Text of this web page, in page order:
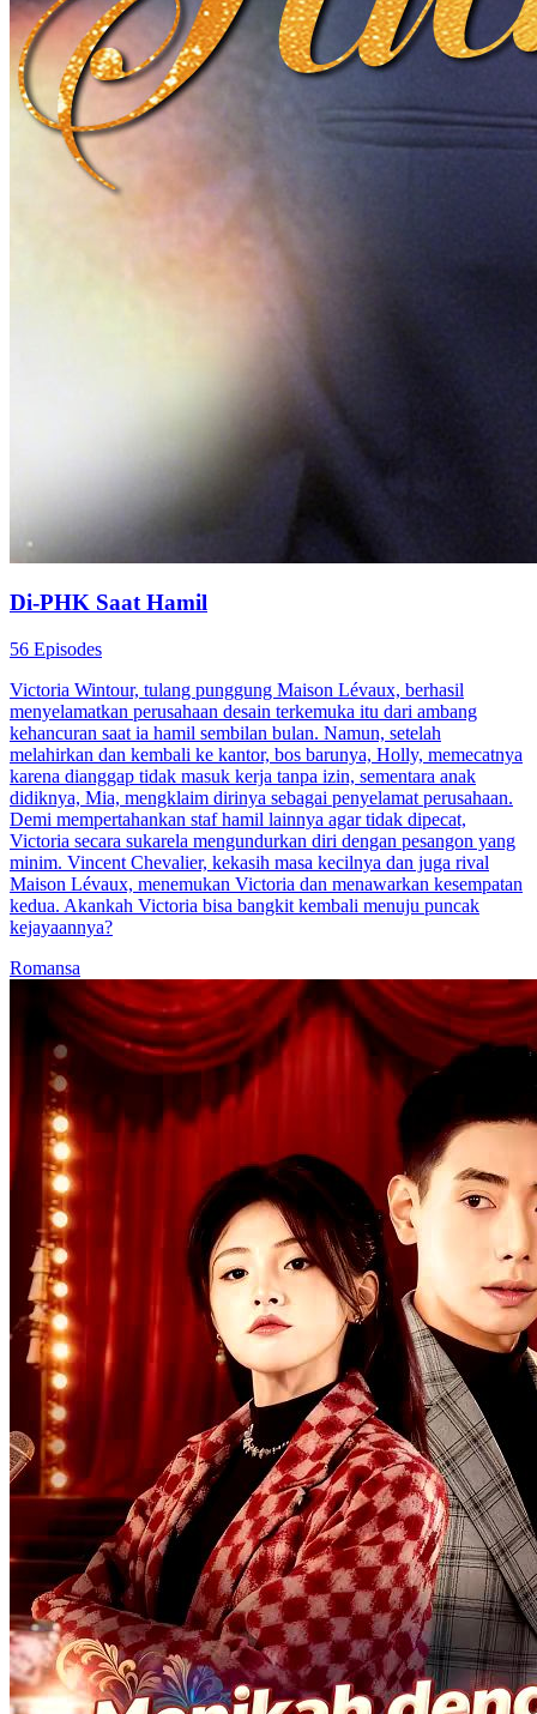
Di-PHK Saat Hamil
56 Episodes
Victoria Wintour, tulang punggung Maison Lévaux, berhasil
menyelamatkan perusahaan desain terkemuka itu dari ambang
kehancuran saat ia hamil sembilan bulan. Namun, setelah
melahirkan dan kembali ke kantor, bos barunya, Holly, memecatnya
karena dianggap tidak masuk kerja tanpa izin, sementara anak
didiknya, Mia, mengklaim dirinya sebagai penyelamat perusahaan.
Demi mempertahankan staf hamil lainnya agar tidak dipecat,
Victoria secara sukarela mengundurkan diri dengan pesangon yang
minim. Vincent Chevalier, kekasih masa kecilnya dan juga rival
Maison Lévaux, menemukan Victoria dan menawarkan kesempatan
kedua. Akankah Victoria bisa bangkit kembali menuju puncak
kejayaannya?
Romansa